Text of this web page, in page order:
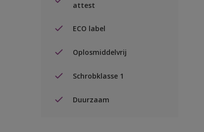
attest
ECO label
Oplosmiddelvrij
Schrobklasse 1
Duurzaam